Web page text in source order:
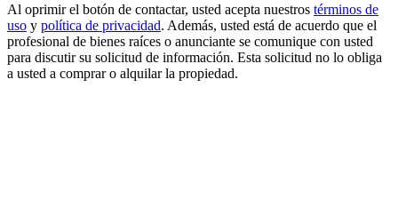
Al oprimir el botón de contactar, usted acepta nuestros términos de
uso y política de privacidad. Además, usted está de acuerdo que el
profesional de bienes raíces o anunciante se comunique con usted
para discutir su solicitud de información. Esta solicitud no lo obliga
a usted a comprar o alquilar la propiedad.